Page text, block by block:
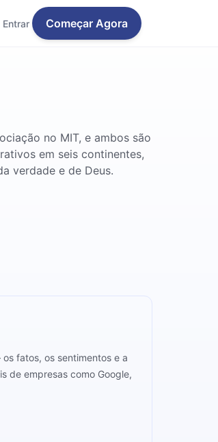
Entrar Começar Agora
no MIT, e ambos são
em seis continentes,
verdade e de Deus.
fatos, os sentimentos e a
de empresas como Google,